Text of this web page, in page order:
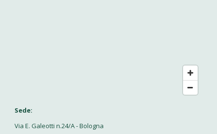
Sede:
Via E. Galeotti n.24/A - Bologna